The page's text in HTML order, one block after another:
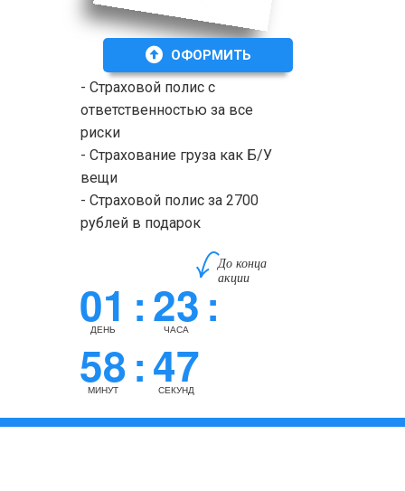
- Страховой полис с
ответственностью за все
риски
- Страхование груза как Б/У
вещи
- Страховой полис за 2700
рублей в подарок
ОФОРМИТЬ
До конца
акции
01:
ДЕНЬ 23:
ЧАСА
58:
МИНУТ 47
СЕКУНД